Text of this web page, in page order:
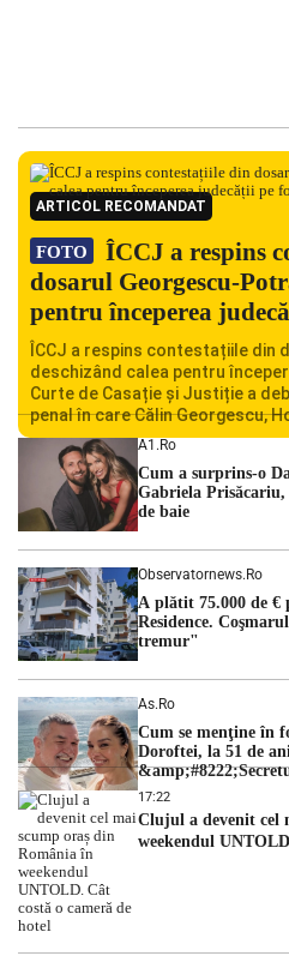
ARTICOL RECOMANDAT
FOTO
ÎCCJ a respins
dosarul Georgescu-
pentru începerea
ÎCCJ a respins contestațiile din
deschizând calea pentru
Curte de Casație și Justiție a
penal în care Călin Georgescu,
persoane sunt acuzați de
ordinii constituționale. În
judecătorii de la instanța
A1.ro
Cum a surprins-o
Gabriela
de baie
Observatornews.ro
A plătit 75.000 de €
Residence.
tremur"
As.ro
Cum se menţine în
Doroftei, la 51 de
dezvăluit
17:22
Clujul a devenit cel
weekendul